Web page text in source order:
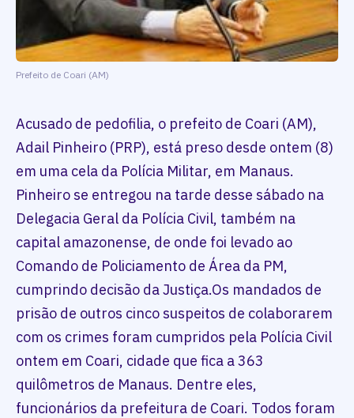
Prefeito de Coari (AM)
Acusado de pedofilia, o prefeito de Coari (AM),
Adail Pinheiro (PRP), está preso desde ontem (8)
em uma cela da Polícia Militar, em Manaus.
Pinheiro se entregou na tarde desse sábado na
Delegacia Geral da Polícia Civil, também na
capital amazonense, de onde foi levado ao
Comando de Policiamento de Área da PM,
cumprindo decisão da Justiça.Os mandados de
prisão de outros cinco suspeitos de colaborarem
com os crimes foram cumpridos pela Polícia Civil
ontem em Coari, cidade que fica a 363
quilômetros de Manaus. Dentre eles,
funcionários da prefeitura de Coari. Todos foram